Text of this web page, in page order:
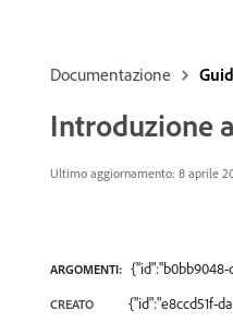
Documentazione
Introduzione
Ultimo aggiornamento: 8 aprile
ARGOMENTI:
CREATO
{"id":"e8ccd51f-